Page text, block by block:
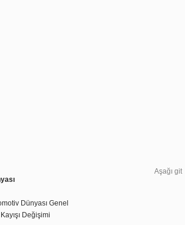
Aşağı git
Dünyası Genel
Değişimi